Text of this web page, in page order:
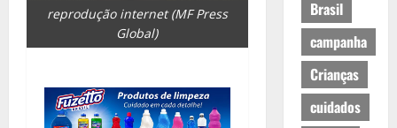
reprodução internet (MF Press
Global)
Brasil
campanha
Crianças
cuidados